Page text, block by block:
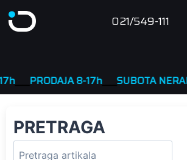
to
021/549-111
PRODAJA 8-17h____SUBOTA NERADNA
PRETRAGA